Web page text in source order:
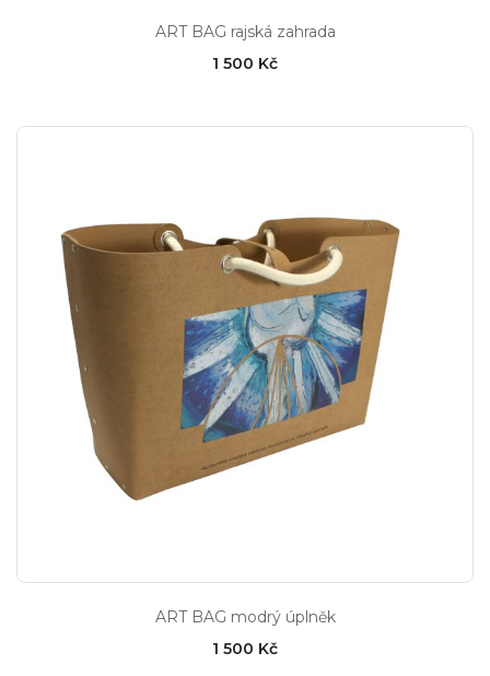
ART BAG rajská zahrada
1 500 Kč
ART BAG modrý úplněk
1 500 Kč